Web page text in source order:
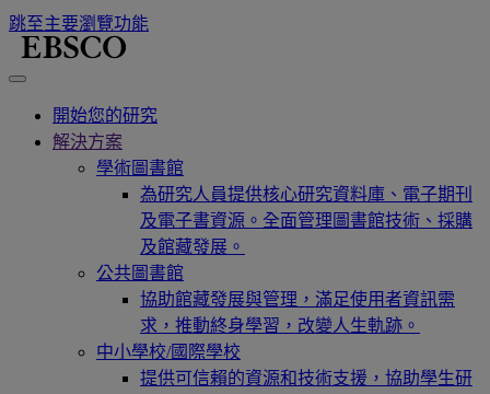
跳至主要瀏覽功能
開始您的研究
解決方案
學術圖書館
為研究人員提供核心研究資料庫、電子期刊
及電子書資源。全面管理圖書館技術、採購
及館藏發展。
公共圖書館
協助館藏發展與管理，滿足使用者資訊需
求，推動終身學習，改變人生軌跡。
中小學校/國際學校
提供可信賴的資源和技術支援，協助學生研